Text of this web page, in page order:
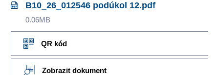
B10_26_012546 podúkol 12.pdf
0.06MB
QR kód
Zobrazit dokument